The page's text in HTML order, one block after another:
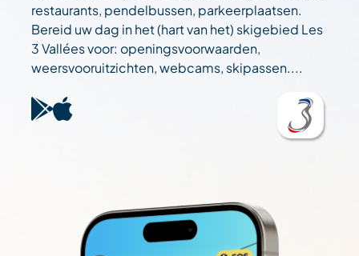
restaurants, pendelbussen, parkeerplaatsen.
Bereid uw dag in het (hart van het) skigebied Les
3 Vallées voor: openingsvoorwaarden,
weersvooruitzichten, webcams, skipassen....